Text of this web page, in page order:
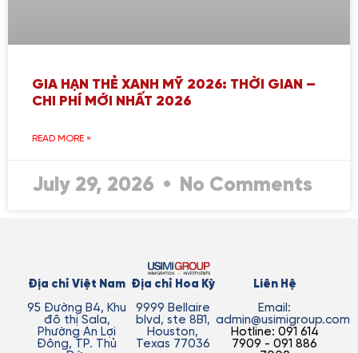
GIA HẠN THẺ XANH MỸ 2026: THỜI GIAN –
CHI PHÍ MỚI NHẤT 2026
READ MORE »
July 29, 2026 No Comments
Địa chỉ Việt Nam
95 Đường B4, Khu
đô thị Sala,
Phường An Lợi
Đông, TP. Thủ
Địa chỉ Hoa Kỳ
9999 Bellaire
blvd, ste 8B1,
Houston,
Texas 77036
Liên Hệ
Email:
admin@usimigroup.com
Hotline: 091 614
7909 - 091 886